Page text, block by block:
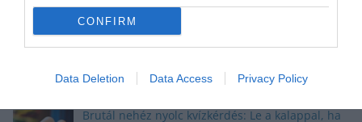
CONFIRM
Data Deletion Data Access Privacy Policy
Nyolc gyors kvíz kérdés: Ma sem hagyunk újabb
fejtörő nélkül
Brutál nehéz nyolc kvízkérdés: Le a kalappal, ha